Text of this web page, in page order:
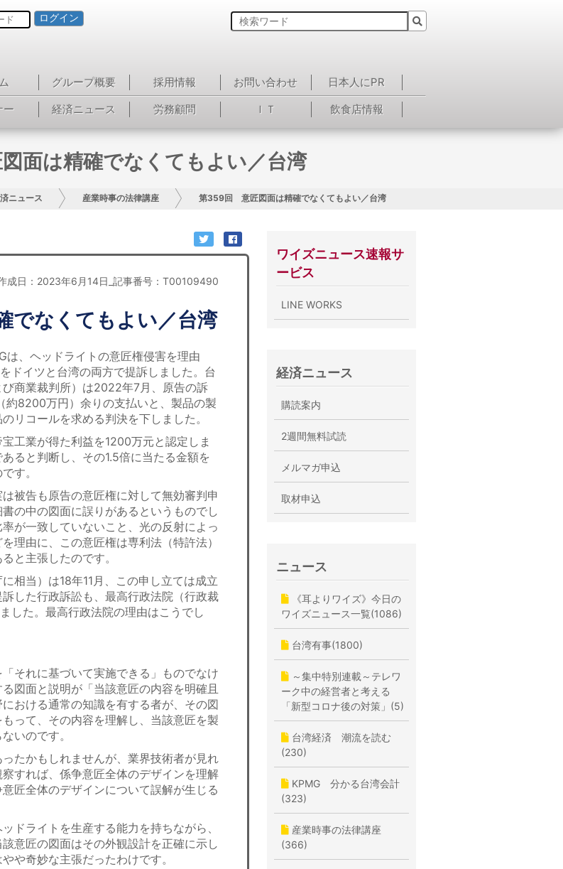
ログイン
グループ概要 採用情報 お問い合わせ
日本人にPR
ー 経済ニュース 労務顧問 ＩＴ 飲食店情報
面は精確でなくてもよい／台湾
ニュース 産業時事の法律講座 第359回 意匠図面は精確でなくてもよい／台湾
成日：2023年6月14日_記事番号：T00109490
なくてもよい／台湾
、ヘッドライトの意匠権侵害を理由
ドイツと台湾の両方で提訴しました。台
商業裁判所）は2022年7月、原告の訴
約8200万円）余りの支払いと、製品の製
リコールを求める判決を下しました。
工業が得た利益を1200万元と認定しま
ると判断し、その1.5倍に当たる金額を
す。
被告も原告の意匠権に対して無効審判申
の中の図面に誤りがあるというものでし
が一致していないこと、光の反射によっ
理由に、この意匠権は専利法（特許法）
と主張したのです。
相当）は18年11月、この申し立ては成立
した行政訴訟も、最高行政法院（行政裁
した。最高行政法院の理由はこうでし
それに基づいて実施できる」ものでなけ
図面と説明が「当該意匠の内容を明確且
おける通常の知識を有する者が、その図
って、その内容を理解し、当該意匠を製
いのです。
たかもしれませんが、業界技術者が見れ
すれば、係争意匠全体のデザインを理解
匠全体のデザインについて誤解が生じる
ドライトを生産する能力を持ちながら、
意匠の図面はその外観設計を正確に示し
や奇妙な主張だったわけです。
ワイズニュース速報サ
ービス
LINE WORKS
経済ニュース
購読案内
2週間無料試読
メルマガ申込
取材申込
ニュース
《耳よりワイズ》今日の
ワイズニュース一覧(1086)
台湾有事(1800)
～集中特別連載～テレワ
ーク中の経営者と考える
「新型コロナ後の対策」(5)
台湾経済 潮流を読む
(230)
KPMG 分かる台湾会計
(323)
産業時事の法律講座
(366)